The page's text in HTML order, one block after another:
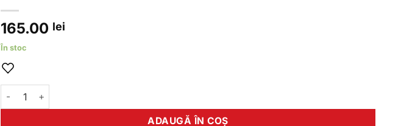
165.00 lei
În stoc
Cantitate Lant Shimano CN-6100 138 zale, 12 viteze
ADAUGĂ ÎN COȘ